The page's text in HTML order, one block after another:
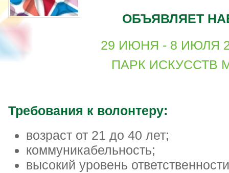
ОБЪЯВЛЯЕТ
29 ИЮНЯ - 8 ИЮЛЯ
ПАРК ИСКУССТВ
Требования к волонтеру:
возраст от 21 до 40 лет;
коммуникабельность;
высокий уровень